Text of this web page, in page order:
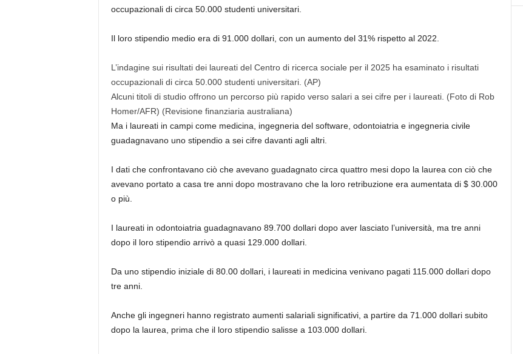
occupazionali di circa 50.000 studenti universitari.
Il loro stipendio medio era di 91.000 dollari, con un aumento del 31% rispetto al 2022.
L’indagine sui risultati dei laureati del Centro di ricerca sociale per il 2025 ha esaminato i risultati
occupazionali di circa 50.000 studenti universitari. (AP)
Alcuni titoli di studio offrono un percorso più rapido verso salari a sei cifre per i laureati. (Foto di Rob
Homer/AFR) (Revisione finanziaria australiana)
Ma i laureati in campi come medicina, ingegneria del software, odontoiatria e ingegneria civile
guadagnavano uno stipendio a sei cifre davanti agli altri.
I dati che confrontavano ciò che avevano guadagnato circa quattro mesi dopo la laurea con ciò che
avevano portato a casa tre anni dopo mostravano che la loro retribuzione era aumentata di $ 30.000
o più.
I laureati in odontoiatria guadagnavano 89.700 dollari dopo aver lasciato l’università, ma tre anni
dopo il loro stipendio arrivò a quasi 129.000 dollari.
Da uno stipendio iniziale di 80.00 dollari, i laureati in medicina venivano pagati 115.000 dollari dopo
tre anni.
Anche gli ingegneri hanno registrato aumenti salariali significativi, a partire da 71.000 dollari subito
dopo la laurea, prima che il loro stipendio salisse a 103.000 dollari.